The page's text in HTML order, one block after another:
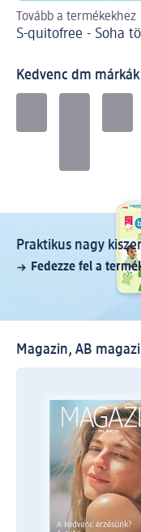
Tovább a termékekhez
S-quitofree - Soha
Kedvenc dm márkák
Praktikus nagy
Fedezze fel a
Magazin, AB